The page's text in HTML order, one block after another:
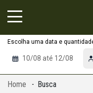
10/08 até 12/08
Home Busca